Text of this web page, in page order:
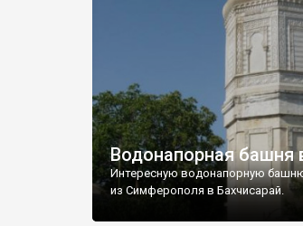
Водонапорная башня
Интересную водонапорную
из Симферополя в Бахчисарай.